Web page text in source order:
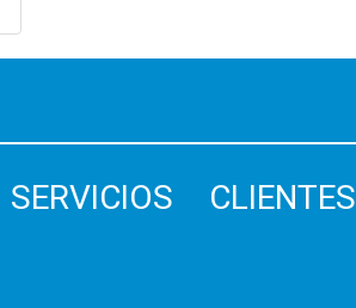
SERVICIOS CLIENTES